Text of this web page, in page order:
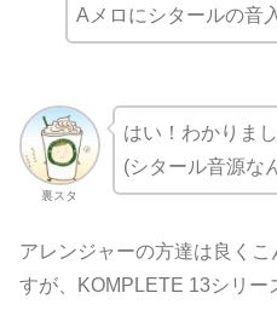
Aメロにシタールの音
裏スタ
はい！わかりまし
(シタール音源な
アレンジャーの方達は良く
すが、KOMPLETE 13シリ